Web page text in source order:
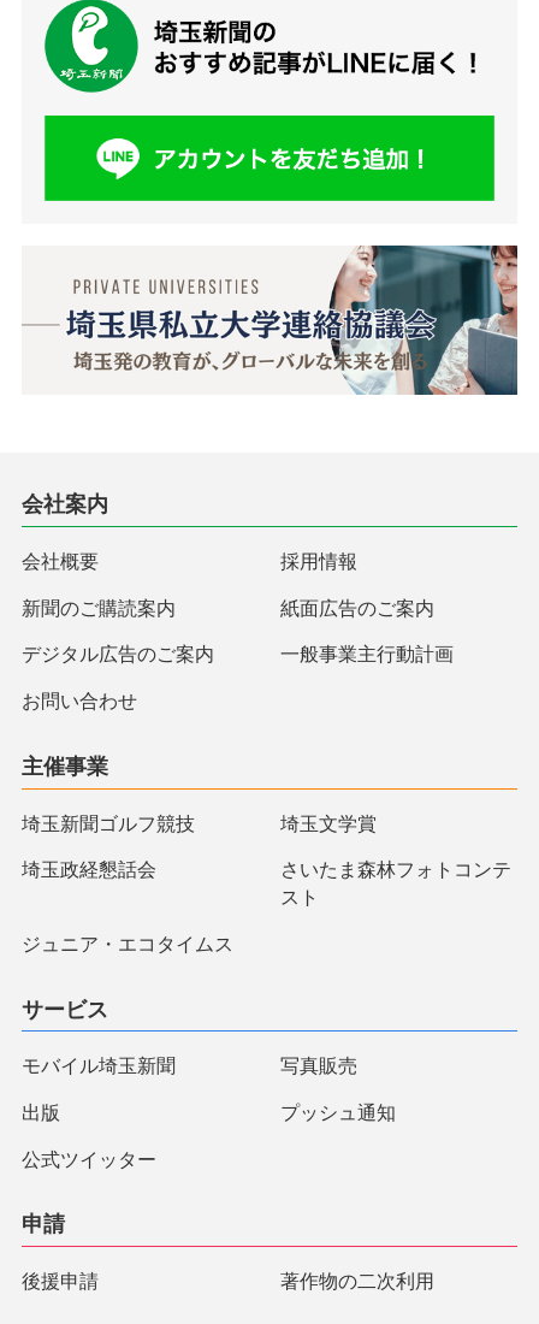
会社案内
会社概要 採用情報
新聞のご購読案内 紙面広告のご案内
デジタル広告のご案内 一般事業主行動計画
お問い合わせ
主催事業
埼玉新聞ゴルフ競技 埼玉文学賞
埼玉政経懇話会
さいたま森林フォトコンテ
スト
ジュニア・エコタイムス
サービス
モバイル埼玉新聞 写真販売
出版 プッシュ通知
公式ツイッター
申請
後援申請 著作物の二次利用